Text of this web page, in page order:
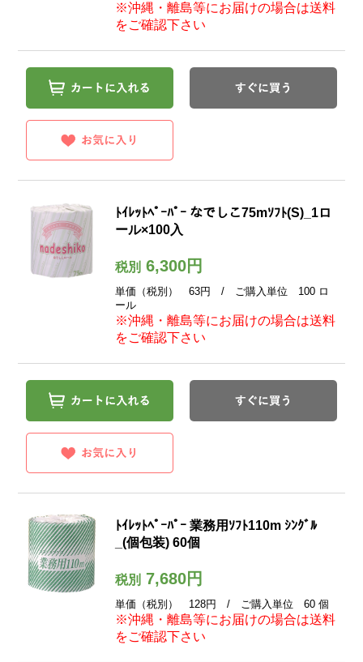
※沖縄・離島等にお届けの場合は送料
をご確認下さい
ﾄｲﾚｯﾄﾍﾟｰﾊﾟｰ なでしこ75mｿﾌﾄ(S)_1ロ
ール×100入
税別6,300円
単価（税別） 63円 / ご購入単位 100 ロ
ール
※沖縄・離島等にお届けの場合は送料
をご確認下さい
ﾄｲﾚｯﾄﾍﾟｰﾊﾟｰ 業務用ｿﾌﾄ110m ｼﾝｸﾞﾙ
_(個包装) 60個
税別7,680円
単価（税別） 128円 / ご購入単位 60 個
※沖縄・離島等にお届けの場合は送料
をご確認下さい